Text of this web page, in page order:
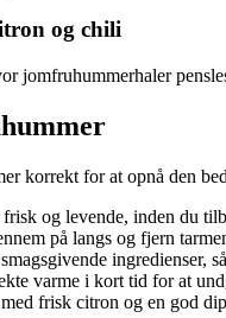
og chili
jomfruhummerhaler
korrekt for at opnå den
og levende, inden du
på langs og fjern
ingredienser,
varme i kort tid for at
frisk citron og en god